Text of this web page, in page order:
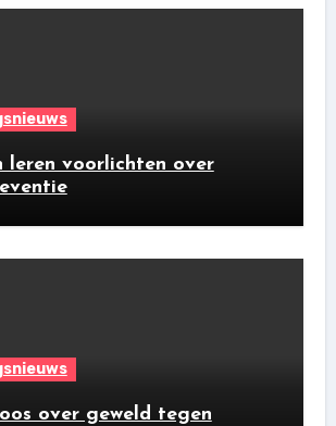
leren voorlichten over
over geweld tegen